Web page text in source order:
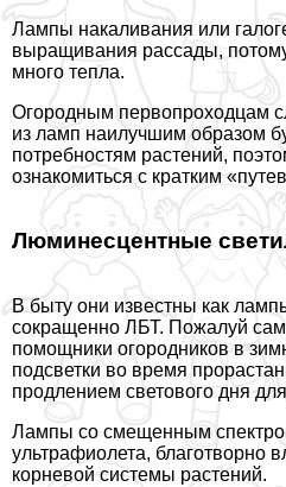
Лампы накаливания или
выращивания рассады,
много тепла.
Огородным первопроходцам
из ламп наилучшим образом
потребностям растений,
ознакомиться с кратким
Люминесцентные
В быту они известны как
сокращенно ЛБТ. Пожалуй
помощники огородников в
подсветки во время
продлением светового дня
Лампы со смещенным
ультрафиолета, благотворно
корневой системы растений.